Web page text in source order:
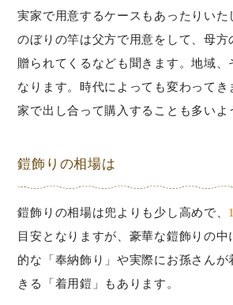
実家で用意するケースもあったりいた
のぼりの竿は父方で用意をして、母方
贈られてくるなども聞きます。地域、
なります。時代によっても変わってき
家で出し合って購入することも多いよ
鎧飾りの相場は
鎧飾りの相場は兜よりも少し高めで、
目安となりますが、豪華な鎧飾りの中
的な「奉納飾り」や実際にお孫さんが
きる「着用鎧」もあります。